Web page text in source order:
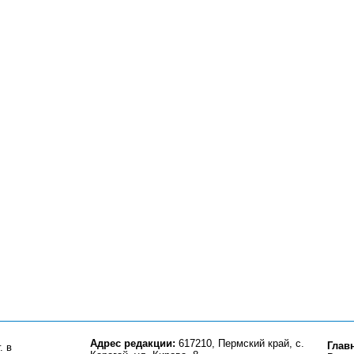
в
Адрес редакции: 617210, Пермский край, с.